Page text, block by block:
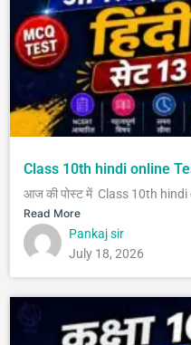
Class 10th hindi online
आज की पोस्ट में Class 10th hindi
Read More
Pankaj sir
July 18, 2026